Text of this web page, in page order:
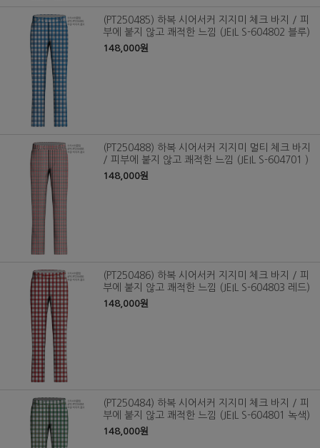
(PT250485) 하복 시어서커 지지미 체크 바지 / 피
부에 붙지 않고 쾌적한 느낌 (JEIL S-604802 블루)
148,000원
(PT250488) 하복 시어서커 지지미 멀티 체크 바지
/ 피부에 붙지 않고 쾌적한 느낌 (JEIL S-604701 )
148,000원
(PT250486) 하복 시어서커 지지미 체크 바지 / 피
부에 붙지 않고 쾌적한 느낌 (JEIL S-604803 레드)
148,000원
(PT250484) 하복 시어서커 지지미 체크 바지 / 피
부에 붙지 않고 쾌적한 느낌 (JEIL S-604801 녹색)
148,000원